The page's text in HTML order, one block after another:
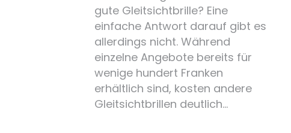
gute Gleitsichtbrille? Eine
einfache Antwort darauf gibt es
allerdings nicht. Während
einzelne Angebote bereits für
wenige hundert Franken
erhältlich sind, kosten andere
Gleitsichtbrillen deutlich…